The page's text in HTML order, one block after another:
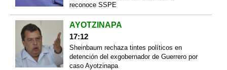
reconoce SSPE
AYOTZINAPA
17:12
Sheinbaum rechaza tintes políticos en
detención del exgobernador de Guerrero por
caso Ayotzinapa